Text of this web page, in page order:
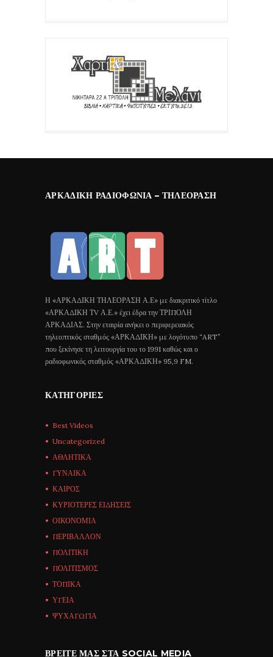
ΑΡΚΑΔΙΚΉ ΡΑΔΙΟΦΩΝΊΑ – ΤΗΛΕΌΡΑΣΗ
Η «ΑΡΚΑΔΙΚΗ ΤΗΛΕΟΡΑΣΗ Α.Ε» με διακριτικό τίτλο
«ΑΡΚΑΔΙΚΗ ΤV Α.Ε.» έχει έδρα την ΤΡΙΠΟΛΗ
ΑΡΚΑΔΙΑΣ. Στην εταιρία ανήκει ο περιφερειακός
τηλεοπτικός σταθμός «ΑΡΚΑΔΙΚΗ» με λογότυπο “ART”
που ξεκίνησε τη λειτουργία του το 1991 καθώς και ο
ραδιοφωνικός σταθμός «ΑΡΚΑΔΙΚΗ» 95,9 FM.
ΚΑΤΗΓΟΡΊΕΣ
Best Videos
Uncategorized
ΑΘΛΗΤΙΚΑ
ΓΥΝΑΙΚΑ
ΚΑΙΡΟΣ
ΚΥΡΙΟΤΕΡΕΣ ΕΙΔΗΣΕΙΣ
ΟΙΚΟΝΟΜΙΑ
ΠΕΡΙΒΑΛΛΟΝ
ΠΟΛΙΤΙΚΗ
ΠΟΛΙΤΙΣΜΟΣ
ΤΟΠΙΚΑ
ΥΓΕΙΑ
ΨΥΧΑΓΩΓΙΑ
ΒΡΕΊΤΕ ΜΑΣ ΣΤΑ SOCIAL MEDIA